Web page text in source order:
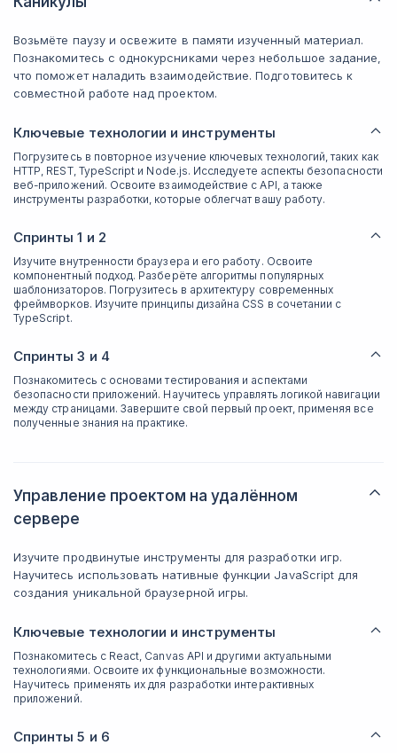
Возьмёте паузу и освежите в памяти изученный материал.
Познакомитесь с однокурсниками через небольшое задание,
что поможет наладить взаимодействие. Подготовитесь к
совместной работе над проектом.
Ключевые технологии и инструменты
Погрузитесь в повторное изучение ключевых технологий, таких как
HTTP, REST, TypeScript и Node.js. Исследуете аспекты безопасности
веб-приложений. Освоите взаимодействие с API, а также
инструменты разработки, которые облегчат вашу работу.
Спринты 1 и 2
Изучите внутренности браузера и его работу. Освоите
компонентный подход. Разберёте алгоритмы популярных
шаблонизаторов. Погрузитесь в архитектуру современных
фреймворков. Изучите принципы дизайна CSS в сочетании с
TypeScript.
Спринты 3 и 4
Познакомитесь с основами тестирования и аспектами
безопасности приложений. Научитесь управлять логикой навигации
между страницами. Завершите свой первый проект, применяя все
полученные знания на практике.
Управление проектом на удалённом
сервере
Изучите продвинутые инструменты для разработки игр.
Научитесь использовать нативные функции JavaScript для
создания уникальной браузерной игры.
Ключевые технологии и инструменты
Познакомитесь с React, Canvas API и другими актуальными
технологиями. Освоите их функциональные возможности.
Научитесь применять их для разработки интерактивных
приложений.
Спринты 5 и 6